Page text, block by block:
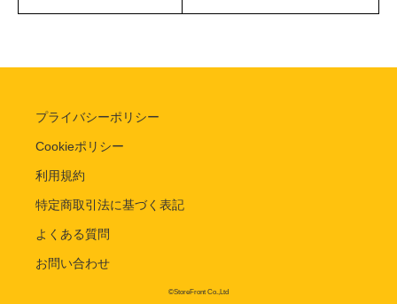
プライバシーポリシー
Cookieポリシー
利用規約
特定商取引法に基づく表記
よくある質問
お問い合わせ
©StoreFront Co.,Ltd